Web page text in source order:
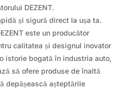
DEZENT.
și sigură direct la ușa ta.
este un producător
calitatea și designul inovator
istorie bogată în industria auto,
să ofere produse de înaltă
depășească așteptările